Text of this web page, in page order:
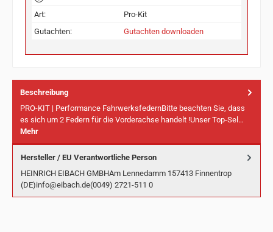
Art:
Pro-Kit
Gutachten:
Gutachten downloaden
Beschreibung
PRO-KIT | Performance FahrwerksfedernBitte beachten Sie, dass
es sich um 2 Federn für die Vorderachse handelt !Unser Top-Sel…
Mehr
Hersteller / EU Verantwortliche Person
HEINRICH EIBACH GMBHAm Lennedamm 157413 Finnentrop
(DE)info@eibach.de(0049) 2721-511 0